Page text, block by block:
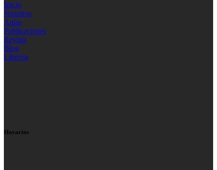
Inicio
Nosotros
Aulas
Publicaciones
Revista
Blog
Librería
Horarios